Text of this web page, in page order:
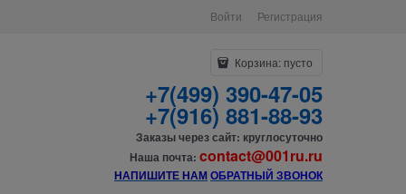
Войти Регистрация
Корзина: пусто
+7(499) 390-47-05
+7(916) 881-88-93
Заказы через сайт: круглосуточно
Наша почта: contact@001ru.ru
НАПИШИТЕ НАМОБРАТНЫЙ ЗВОНОК